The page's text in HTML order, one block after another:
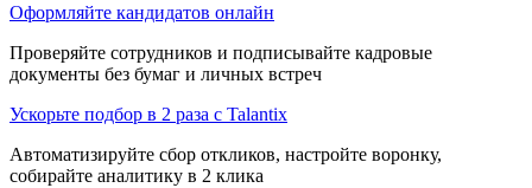
Оформляйте кандидатов онлайн
Проверяйте сотрудников и подписывайте кадровые
документы без бумаг и личных встреч
Ускорьте подбор в 2 раза с Talantix
Автоматизируйте сбор откликов, настройте воронку,
собирайте аналитику в 2 клика